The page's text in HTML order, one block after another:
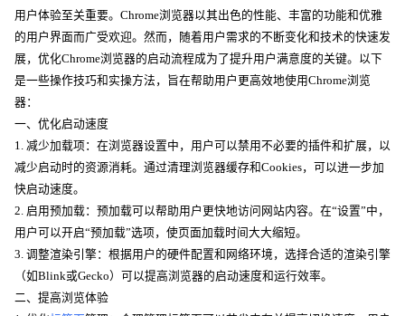
用户体验至关重要。Chrome浏览器以其出色的性能、丰富的功能和优雅
的用户界面而广受欢迎。然而，随着用户需求的不断变化和技术的快速发
展，优化Chrome浏览器的启动流程成为了提升用户满意度的关键。以下
是一些操作技巧和实操方法，旨在帮助用户更高效地使用Chrome浏览
器：
一、优化启动速度
1. 减少加载项：在浏览器设置中，用户可以禁用不必要的插件和扩展，以
减少启动时的资源消耗。通过清理浏览器缓存和Cookies，可以进一步加
快启动速度。
2. 启用预加载：预加载可以帮助用户更快地访问网站内容。在“设置”中，
用户可以开启“预加载”选项，使页面加载时间大大缩短。
3. 调整渲染引擎：根据用户的硬件配置和网络环境，选择合适的渲染引擎
（如Blink或Gecko）可以提高浏览器的启动速度和运行效率。
二、提高浏览体验